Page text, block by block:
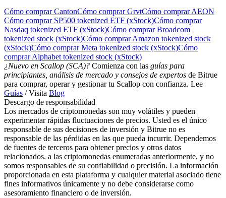
Cómo comprar CantonCómo comprar GrvtCómo comprar AEON
Cómo comprar SP500 tokenized ETF (xStock)Cómo comprar
Nasdaq tokenized ETF (xStock)Cómo comprar Broadcom
tokenized stock (xStock)Cómo comprar Amazon tokenized stock
(xStock)Cómo comprar Meta tokenized stock (xStock)Cómo
comprar Alphabet tokenized stock (xStock)
¿Nuevo en Scallop (SCA)? Comienza con las guías para
principiantes, análisis de mercado y consejos de expertos de Bitrue
para comprar, operar y gestionar tu Scallop con confianza. Lee
Guías / Visita Blog
Descargo de responsabilidad
Los mercados de criptomonedas son muy volátiles y pueden
experimentar rápidas fluctuaciones de precios. Usted es el único
responsable de sus decisiones de inversión y Bitrue no es
responsable de las pérdidas en las que pueda incurrir. Dependemos
de fuentes de terceros para obtener precios y otros datos
relacionados. a las criptomonedas enumeradas anteriormente, y no
somos responsables de su confiabilidad o precisión. La información
proporcionada en esta plataforma y cualquier material asociado tiene
fines informativos únicamente y no debe considerarse como
asesoramiento financiero o de inversión.